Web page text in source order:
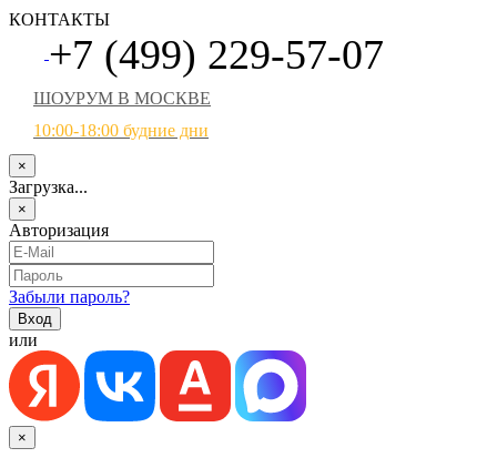
КОНТАКТЫ
+7 (499) 229-57-07
ШОУРУМ В МОСКВЕ
10:00-18:00 будние дни
×
Загрузка...
×
Авторизация
Забыли пароль?
или
×